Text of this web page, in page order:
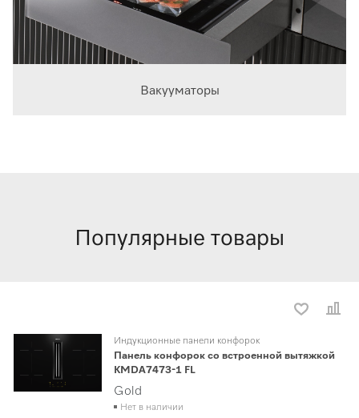
Вакууматоры
Популярные товары
Индукционные панели конфорок
Панель конфорок со встроенной вытяжкой
KMDA7473-1 FL
Gold
Нет в наличии